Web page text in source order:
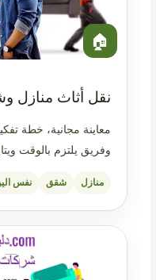
🏠
نقل أثاث منازل
معاينة مجانية، خطة
وفريق يلتزم بالوقت
منازل شقق نفس